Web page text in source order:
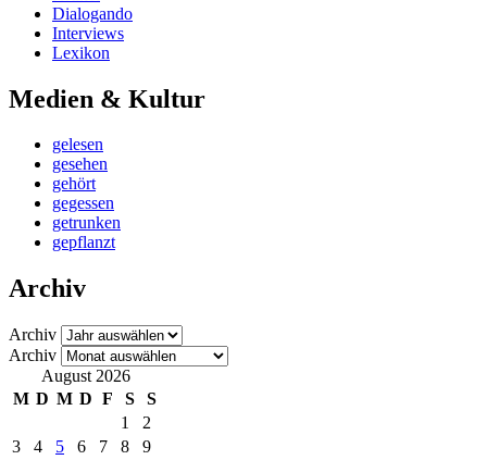
Dialogando
Interviews
Lexikon
Medien & Kultur
gelesen
gesehen
gehört
gegessen
getrunken
gepflanzt
Archiv
Archiv
Archiv
August 2026
M D M D F S
S
1
2
3
4 5 6 7 8
9